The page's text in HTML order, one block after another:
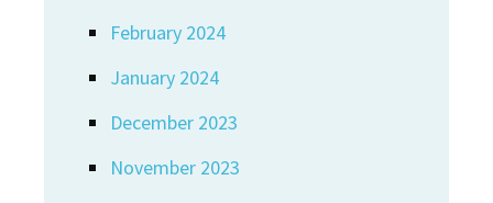
February 2024
January 2024
December 2023
November 2023